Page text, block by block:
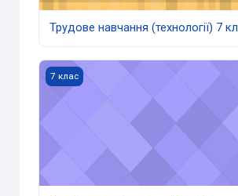
Трудове навчання (технології) 7
Українська література (7 кл.)
7 клас